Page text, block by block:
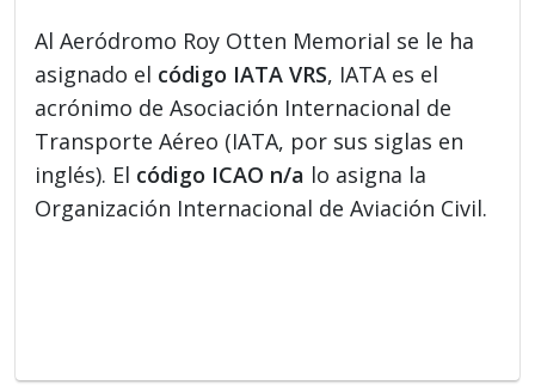
Al Aeródromo Roy Otten Memorial se le ha
asignado el código IATA VRS, IATA es el
acrónimo de Asociación Internacional de
Transporte Aéreo (IATA, por sus siglas en
inglés). El código ICAO n/a lo asigna la
Organización Internacional de Aviación Civil.